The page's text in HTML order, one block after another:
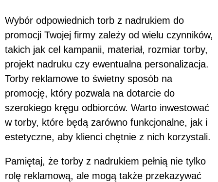
Wybór odpowiednich torb z nadrukiem do
promocji Twojej firmy zależy od wielu czynników,
takich jak cel kampanii, materiał, rozmiar torby,
projekt nadruku czy ewentualna personalizacja.
Torby reklamowe to świetny sposób na
promocję, który pozwala na dotarcie do
szerokiego kręgu odbiorców. Warto inwestować
w torby, które będą zarówno funkcjonalne, jak i
estetyczne, aby klienci chętnie z nich korzystali.
Pamiętaj, że torby z nadrukiem pełnią nie tylko
rolę reklamową, ale mogą także przekazywać